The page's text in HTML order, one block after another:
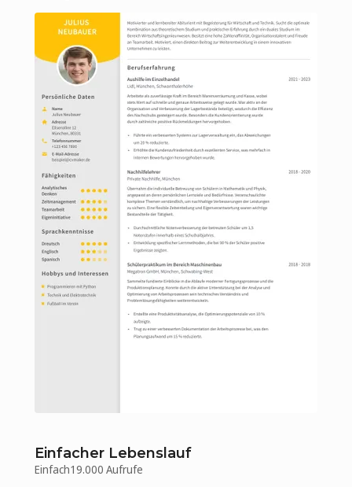
Einfacher Lebenslauf
Einfach19.000 Aufrufe